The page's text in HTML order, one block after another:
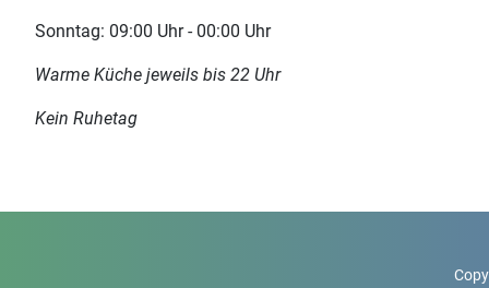
Sonntag: 09:00 Uhr - 00:00 Uhr
Warme Küche jeweils bis 22 Uhr
Kein Ruhetag